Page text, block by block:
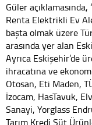
Güler
Renta Elektrikli Ev
başta olmak üzere
arasında yer alan
Ayrıca Eskişehir’de
ihracatına ve
Otosan, Eti Maden,
İzocam, HasTavuk,
Sanayi, Yorglass
Tarım Kredi Süt